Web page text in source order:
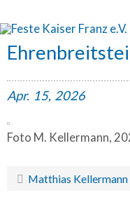
Apr. 15, 2026
Foto M. Kellermann,
Matthias Kellermann